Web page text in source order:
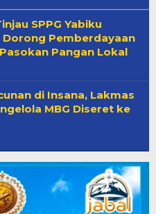
SPPG Yabiku
Dorong Pemberdayaan
Pangan Lokal
di Insana, Lakmas
MBG Diseret ke